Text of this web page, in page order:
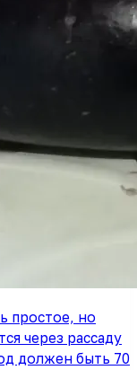
простое, но
через рассаду
должен быть 70